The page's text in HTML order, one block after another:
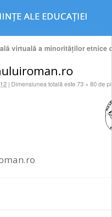
virtuală a minorităţilor etnice
| Dimensiunea totală este73 × 80 de